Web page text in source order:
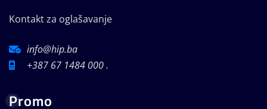
Kontakt za oglašavanje
info@hip.ba
+387 67 1484 000 .
Promo